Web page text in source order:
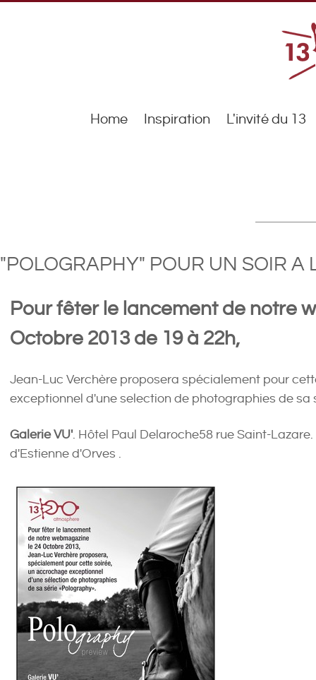
Home Inspiration L'invité du 13
"POLOGRAPHY" POUR UN SOIR A
Pour fêter le lancement de notre
Octobre 2013 de 19 à 22h,
Jean-Luc Verchère proposera spécialement pour
exceptionnel d'une selection de photographies de sa
Galerie VU'. Hôtel Paul Delaroche58 rue Saint-
d'Estienne d'Orves .